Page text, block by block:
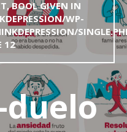
BOOL GIVEN IN
WP-
12